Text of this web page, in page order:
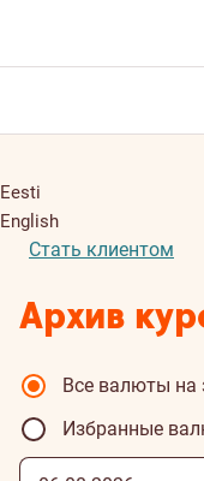
Eesti
English
Стать клиентом
Aрхив
Все валюты на
Избранные